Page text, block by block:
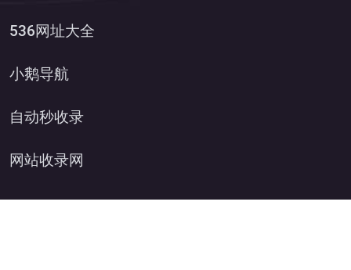
536网址大全
小鹅导航
自动秒收录
网站收录网